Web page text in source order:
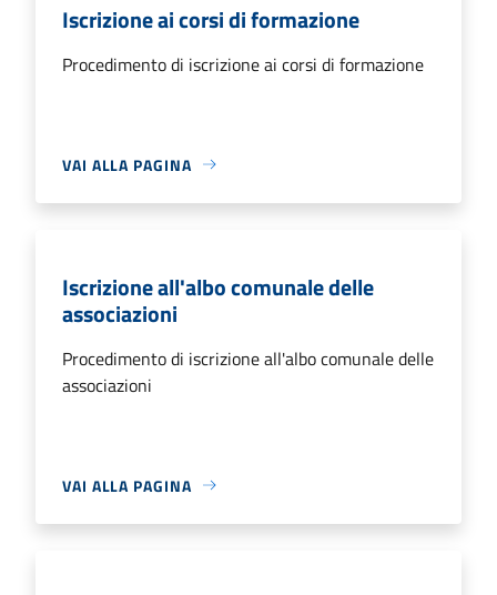
Iscrizione ai corsi di formazione
Procedimento di iscrizione ai corsi di formazione
VAI ALLA PAGINA
Iscrizione all'albo comunale delle
associazioni
Procedimento di iscrizione all'albo comunale delle
associazioni
VAI ALLA PAGINA